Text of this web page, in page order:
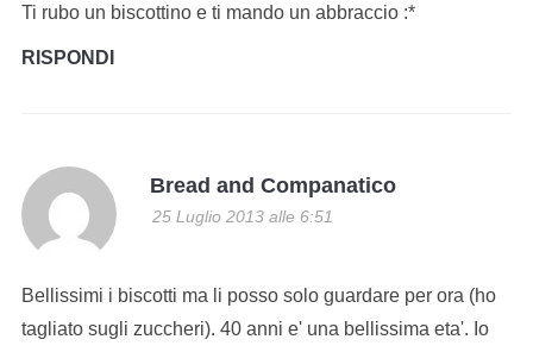
Ti rubo un biscottino e ti mando un abbraccio :*
RISPONDI
Bread and Companatico
25 Luglio 2013 alle 6:51
Bellissimi i biscotti ma li posso solo guardare per ora (ho
tagliato sugli zuccheri). 40 anni e' una bellissima eta'. Io